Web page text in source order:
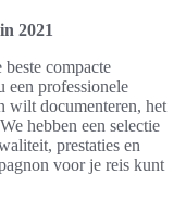
2021
compacte
een professionele
wilt documenteren, het
hebben een selectie
prestaties en
voor je reis kunt